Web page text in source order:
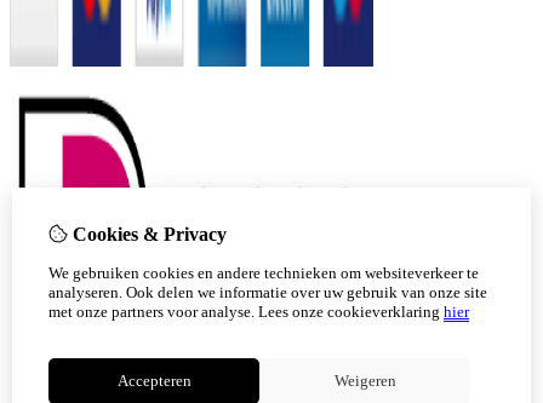
Cookies & Privacy
We gebruiken cookies en andere technieken om websiteverkeer te
analyseren. Ook delen we informatie over uw gebruik van onze site
met onze partners voor analyse. Lees onze cookieverklaring hier
Accepteren Weigeren